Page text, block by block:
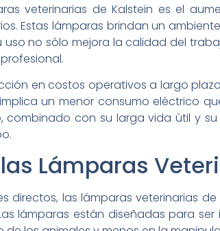
veterinarias de Kalstein es el
Estas lámparas brindan un
uso no sólo mejora la calidad del
en costos operativos a largo
un menor consumo eléctrico
combinado con su larga vida útil y
Lámparas
directos, las lámparas veterinarias
lámparas están diseñadas para